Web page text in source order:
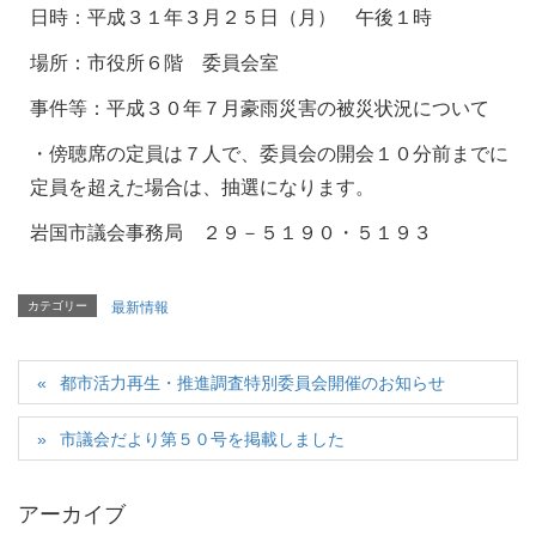
日時：平成３１年３月２５日（月） 午後１時
場所：市役所６階 委員会室
事件等：平成３０年７月豪雨災害の被災状況について
・傍聴席の定員は７人で、委員会の開会１０分前までに
定員を超えた場合は、抽選になります。
岩国市議会事務局 ２９－５１９０・５１９３
カテゴリー 最新情報
都市活力再生・推進調査特別委員会開催のお知らせ
市議会だより第５０号を掲載しました
アーカイブ